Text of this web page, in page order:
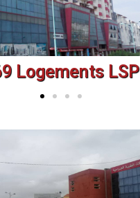
Logements LSP